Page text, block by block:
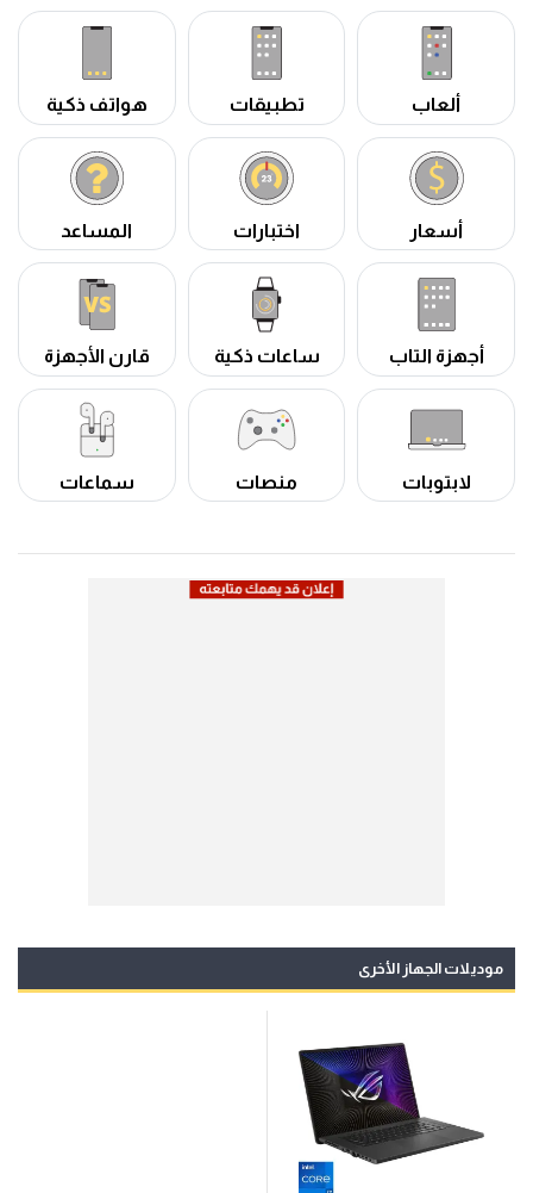
ألعاب تطبيقات هواتف ذكية
أسعار اختبارات المساعد
أجهزة التاب ساعات ذكية قارن الأجهزة
لابتوبات منصات سماعات
موديلات الجهاز الأخرى